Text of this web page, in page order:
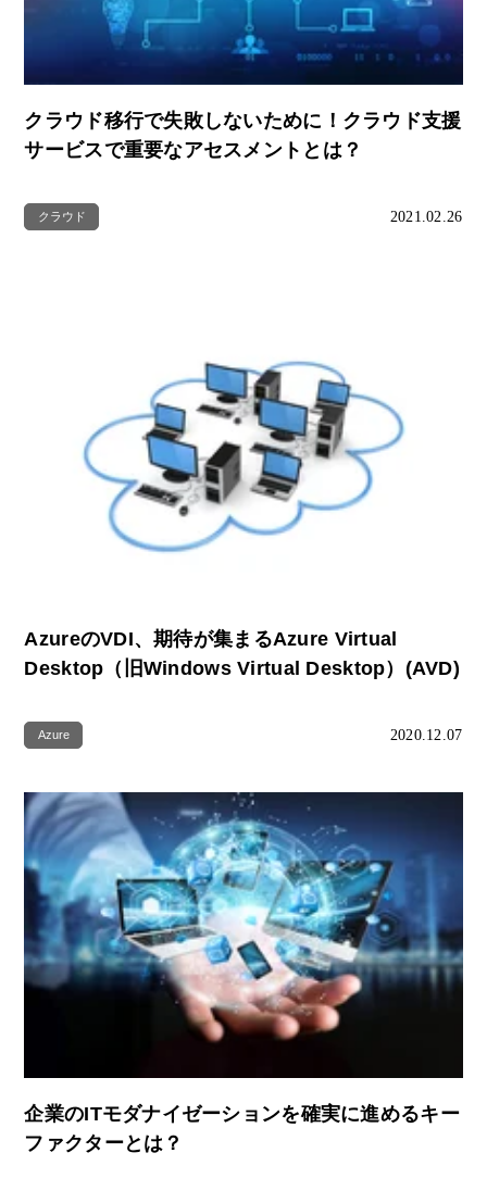
クラウド移行で失敗しないために！クラウド支援
サービスで重要なアセスメントとは？
クラウド 2021.02.26
AzureのVDI、期待が集まるAzure Virtual
Desktop（旧Windows Virtual Desktop）‎(AVD)
Azure 2020.12.07
企業のITモダナイゼーションを確実に進めるキー
ファクターとは？